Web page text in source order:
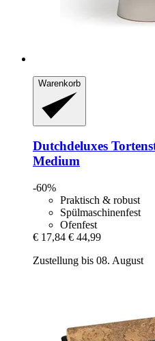
Warenkorb
Dutchdeluxes
Medium
-60%
Praktisch & robust
Spülmaschinenfest
Ofenfest
€ 17,84 € 44,99
Zustellung bis 08. August